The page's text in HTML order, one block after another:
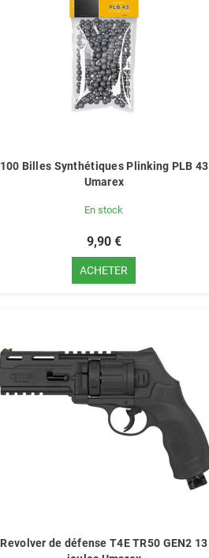
100 Billes Synthétiques Plinking PLB 43
Umarex
En stock
9,90 €
ACHETER
Revolver de défense T4E TR50 GEN2 13